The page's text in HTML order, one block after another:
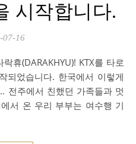
시작합니다.
07-16
되었습니다. 한국에서 이렇게
전주에서 친했던 가족들과 멋
서 온 우리 부부는 여수행 기